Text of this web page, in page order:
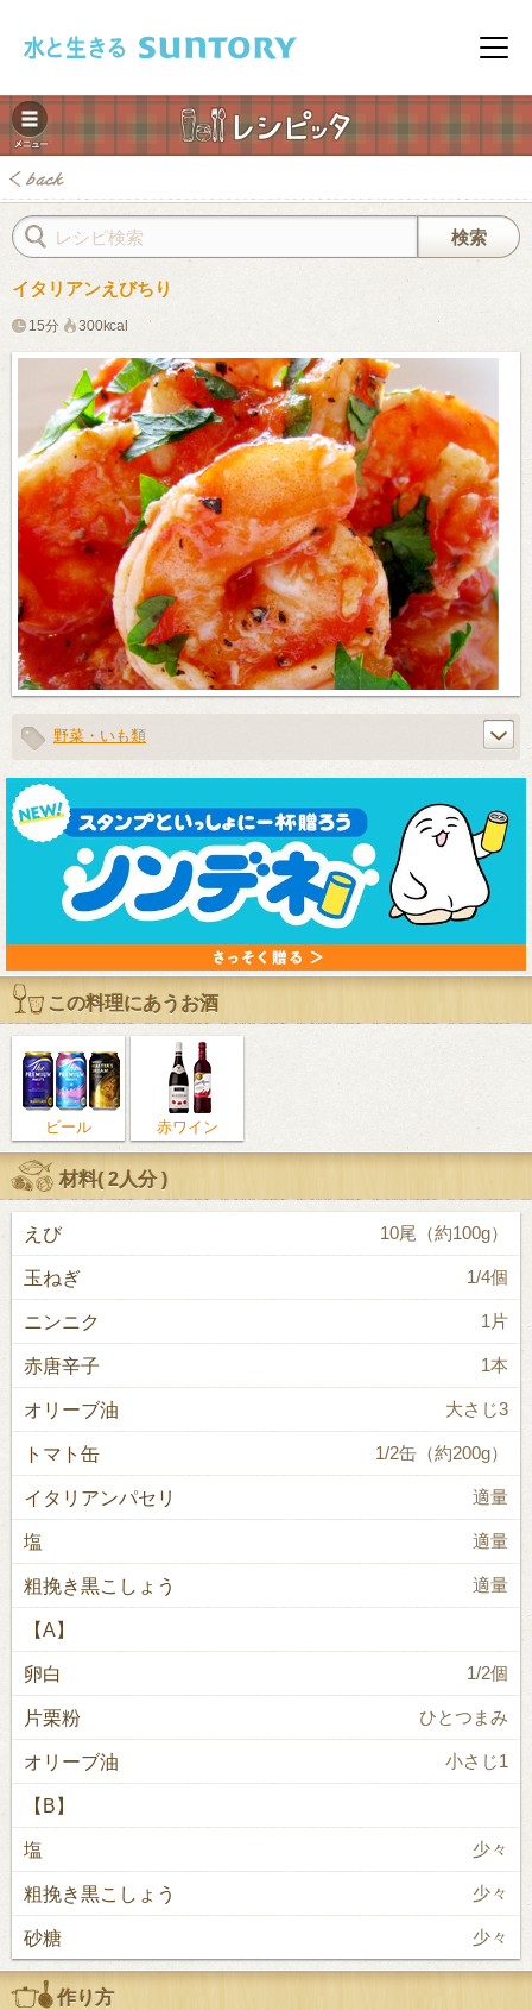
メニ
レシピ
イタリアンえびちり
15分 300kcal
野菜・いも類
この料理にあうお酒
ビール 赤ワイン
材料(2人分)
えび 10尾（約100g）
玉ねぎ 1/4個
ニンニク 1片
赤唐辛子 1本
オリーブ油 大さじ3
トマト缶 1/2缶（約200g）
イタリアンパセリ 適量
塩 適量
粗挽き黒こしょう 適量
【A】
卵白 1/2個
片栗粉 ひとつまみ
オリーブ油 小さじ1
【B】
塩 少々
粗挽き黒こしょう 少々
砂糖 少々
作り方